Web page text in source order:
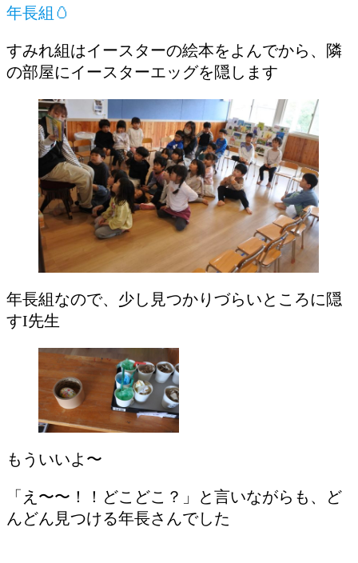
年長組🥚
すみれ組はイースターの絵本をよんでから、隣
の部屋にイースターエッグを隠します
年長組なので、少し見つかりづらいところに隠
すI先生
もういいよ〜
「え〜〜！！どこどこ？」と言いながらも、ど
んどん見つける年長さんでした